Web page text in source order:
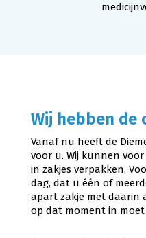
Wijziging in
Contact
Wij hebben de
Vanaf nu heeft de
voor u. Wij kunnen
in zakjes verpakken.
dag, dat u één of
apart zakje met daarin
op dat moment in moet